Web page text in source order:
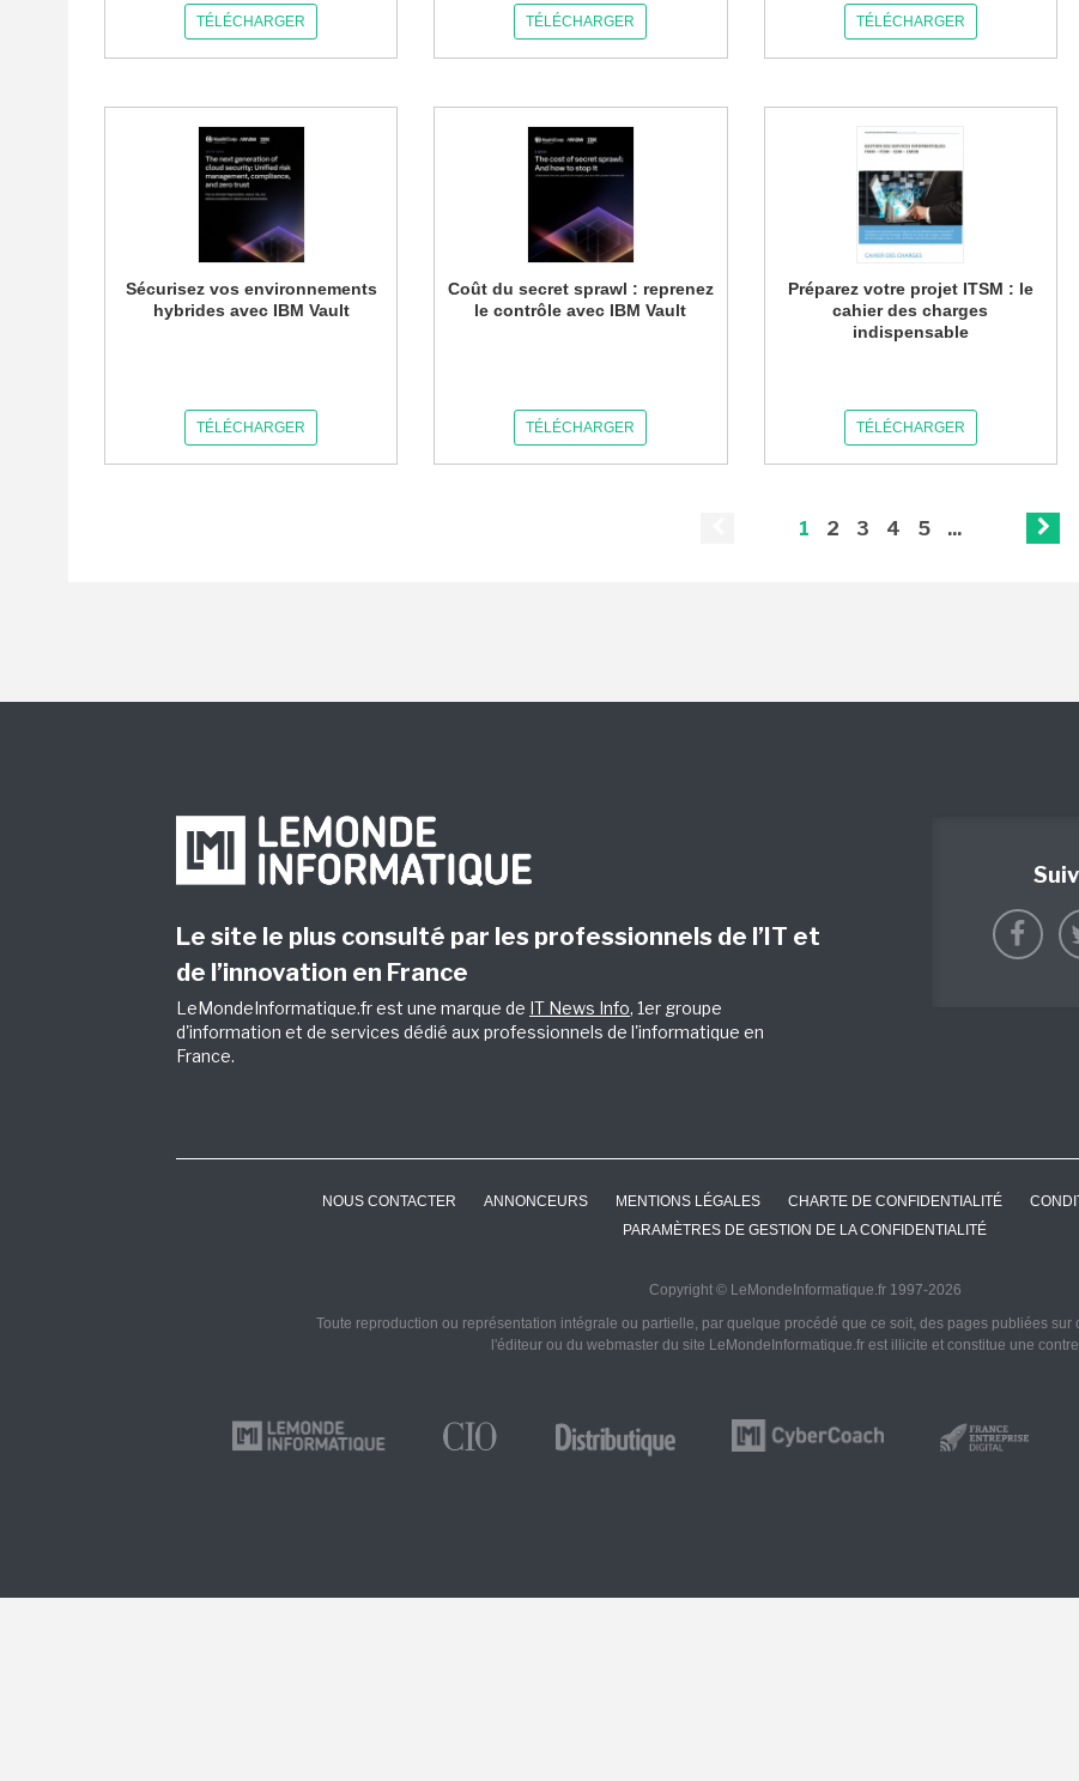
TÉLÉCHARGER TÉLÉCHARGER TÉLÉCHARGER
Sécurisez vos environnements
hybrides avec IBM Vault
TÉLÉCHARGER
Coût du secret sprawl : reprenez
le contrôle avec IBM Vault
TÉLÉCHARGER
Préparez votre projet ITSM : le
cahier des charges
indispensable
TÉLÉCHARGER
1 2 3 4 5 ...
Le site le plus consulté par les professionnels de l’IT et
de l’innovation en France
LeMondeInformatique.fr est une marque de IT News Info, 1er groupe
d'information et de services dédié aux professionnels de l'informatique en
France.
NOUS CONTACTER ANNONCEURS MENTIONS LÉGALES CHARTE DE CONFIDENTIALITÉ
PARAMÈTRES DE GESTION DE LA CONFIDENTIALITÉ
Copyright © LeMondeInformatique.fr 1997-2026
Toute reproduction ou représentation intégrale ou partielle, par quelque procédé que ce soit, des pages publiées sur
l'éditeur ou du webmaster du site LeMondeInformatique.fr est illicite et constitue une